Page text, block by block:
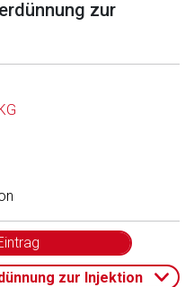
zur
zur Injektion